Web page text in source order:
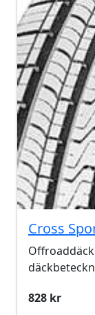
Cross
828 kr